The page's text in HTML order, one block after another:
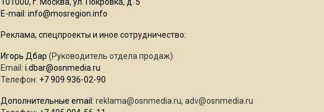
E-mail: info@mosregion.info
Реклама, спецпроекты и иное сотрудничество:
Игорь Дбар (Руководитель отдела продаж)
Email: i.dbar@osnmedia.ru
Телефон: +7 909 936-02-90
Дополнительные email: reklama@osnmedia.ru, adv@osnmedia.ru